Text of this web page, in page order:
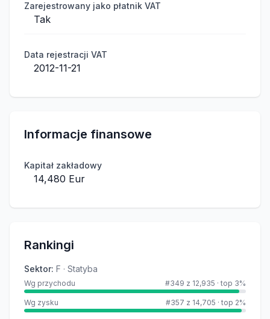
Zarejestrowany jako płatnik VAT
Tak
Data rejestracji VAT
2012-11-21
Informacje finansowe
Kapitał zakładowy
14,480 Eur
Rankingi
Sektor: F · Statyba
Wg przychodu #349 z 12,935 · top 3%
Wg zysku #357 z 14,705 · top 2%